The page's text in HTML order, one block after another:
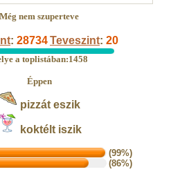
Még nem szuperteve
: 28734Teveszint: 20
a toplistában:1458
Éppen
pizzát eszik
koktélt iszik
(99%)
(86%)